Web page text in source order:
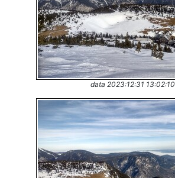
data 2023:12:31 13:02:10